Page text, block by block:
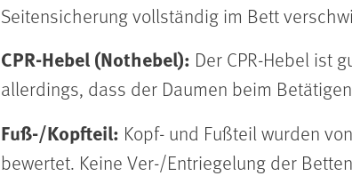
Seitensicherung vollständig im Bett
CPR-Hebel (Nothebel): Der CPR-Hebel ist
allerdings, dass der Daumen beim
Fuß-/Kopfteil: Kopf- und Fußteil wurden
bewertet. Keine Ver-/Entriegelung der